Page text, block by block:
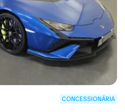
CONCESSIONÁRIA